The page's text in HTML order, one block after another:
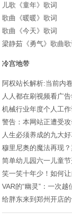
儿歌《童年》歌词
歌曲《暖暖》歌词
歌曲《今天》歌词
梁静茹《勇气》歌曲歌
冷宫地带
阿权站长解析:当前内
人人都在刷视频看广
机械行业年度个人工
警告：本网站正遭受攻
人生必须养成的九大
穆里尼奥的魔法再现
简单幼儿园六一儿童节
笑一笑十年少！如何
VAR的“幽灵”：一次
给胖东来到郑州开店